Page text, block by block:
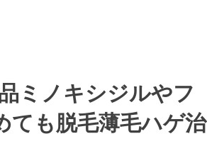
ミノキシジルやフ
ても脱毛薄毛ハゲ治